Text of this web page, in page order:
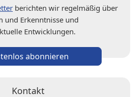
Kontakt
berichten wir regelmäßig über
und Erkenntnisse und
Entwicklungen.
abonnieren